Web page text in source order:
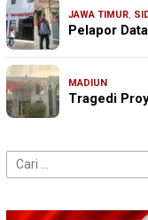
JAWA TIMUR,
Pelapor
MADIUN
Tragedi
Cari
untuk: